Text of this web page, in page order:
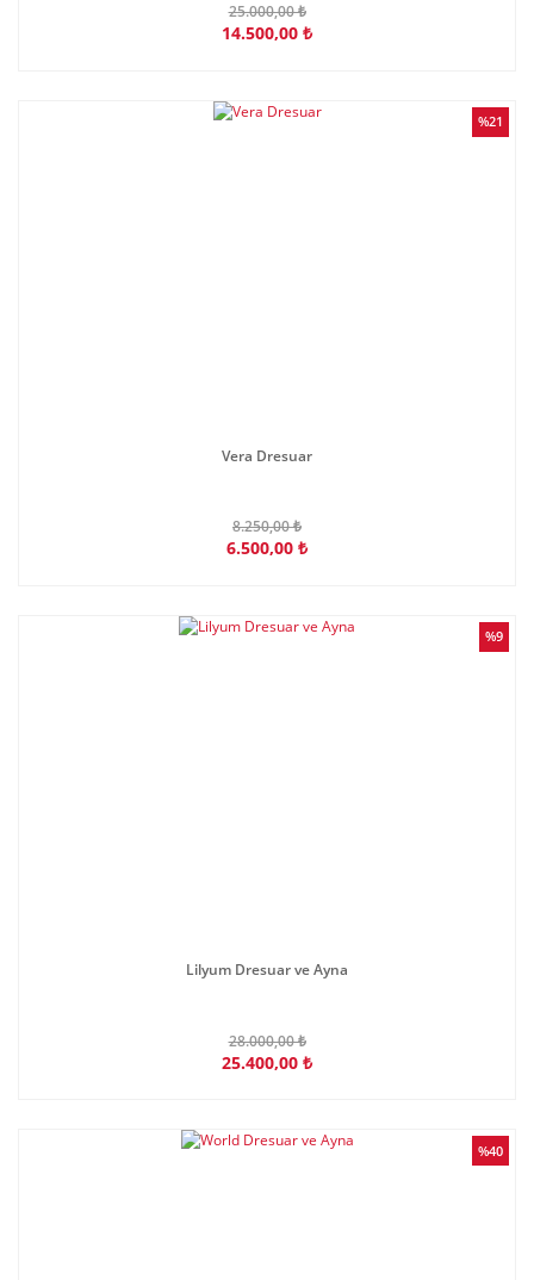
25.000,00 ₺
14.500,00 ₺
%21
Vera Dresuar
8.250,00 ₺
6.500,00 ₺
%9
Lilyum Dresuar ve Ayna
28.000,00 ₺
25.400,00 ₺
%40